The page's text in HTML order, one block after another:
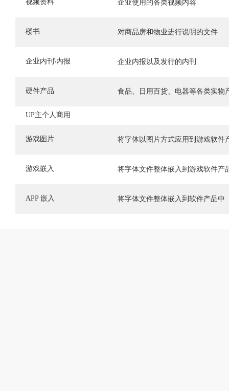
视频资料 企业使用的各类视频内容
楼书 对商品房和物业进行说明的文件
企业内刊\内报 企业内报以及发行的内刊
硬件产品 食品、日用百货、电器等各类实物
UP主个人商用
游戏图片 将字体以图片方式应用到游戏软件
游戏嵌入 将字体文件整体嵌入到游戏软件产
APP 嵌入 将字体文件整体嵌入到软件产品中